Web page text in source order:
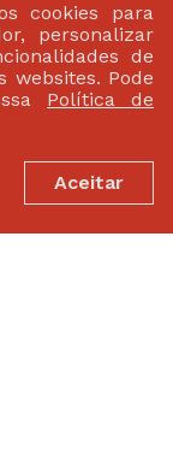
cookies para
personalizar
de
websites. Pode
Política de
Aceitar